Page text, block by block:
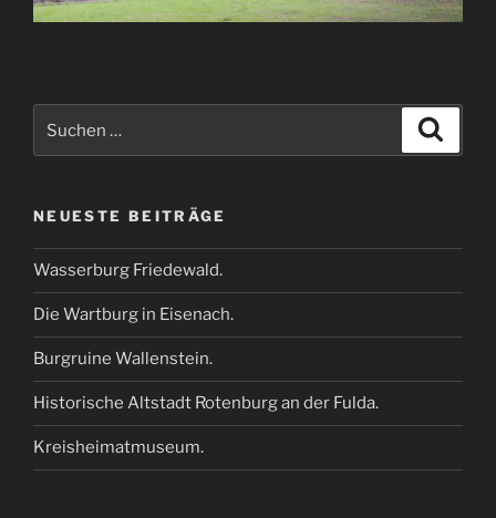
nach:
NEUESTE BEITRÄGE
Wasserburg Friedewald.
Die Wartburg in Eisenach.
Burgruine Wallenstein.
Historische Altstadt Rotenburg an der Fulda.
Kreisheimatmuseum.